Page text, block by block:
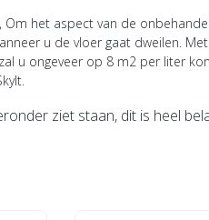
het aspect van de
u de vloer gaat dweilen.
u ongeveer op 8 m2 per liter
ziet staan, dit is heel